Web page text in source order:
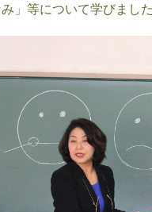
」等について学びまし